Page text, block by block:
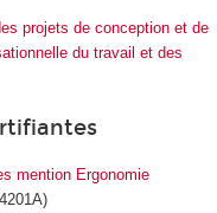
projets de conception et de
du travail et des
mention Ergonomie